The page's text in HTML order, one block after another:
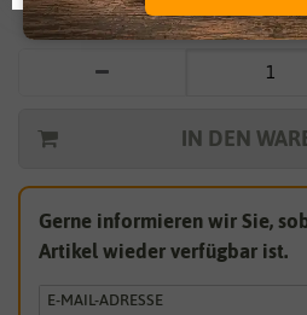
IN DEN
Gerne informieren wir Sie,
Artikel wieder verfügbar ist.
E-MAIL-ADRESSE